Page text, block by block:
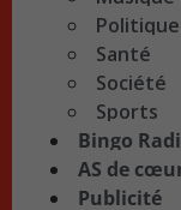
Politique
Santé
Société
Sports
Bingo
AS de
Publicité